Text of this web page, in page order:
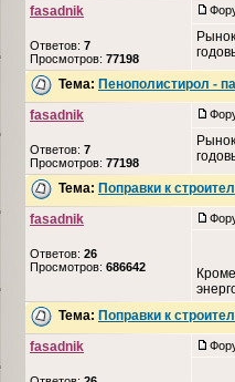
fasadnik
Ответов: 7
Просмотров: 77198
Тема: Пенополистирол -
fasadnik
Ответов: 7
Просмотров: 77198
Тема: Поправки к
fasadnik
Ответов: 26
Просмотров: 686642
Тема: Поправки к
fasadnik